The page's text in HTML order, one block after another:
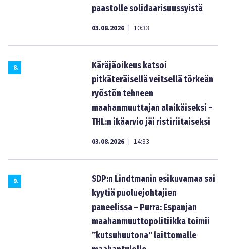
paastolle solidaarisuussyistä
03.08.2026 | 10:33
8.
Käräjäoikeus katsoi
pitkäteräisellä veitsellä törkeän
ryöstön tehneen
maahanmuuttajan alaikäiseksi –
THL:n ikäarvio jäi ristiriitaiseksi
03.08.2026 | 14:33
9.
SDP:n Lindtmanin esikuvamaa sai
kyytiä puoluejohtajien
paneelissa – Purra: Espanjan
maahanmuuttopolitiikka toimii
”kutsuhuutona” laittomalle